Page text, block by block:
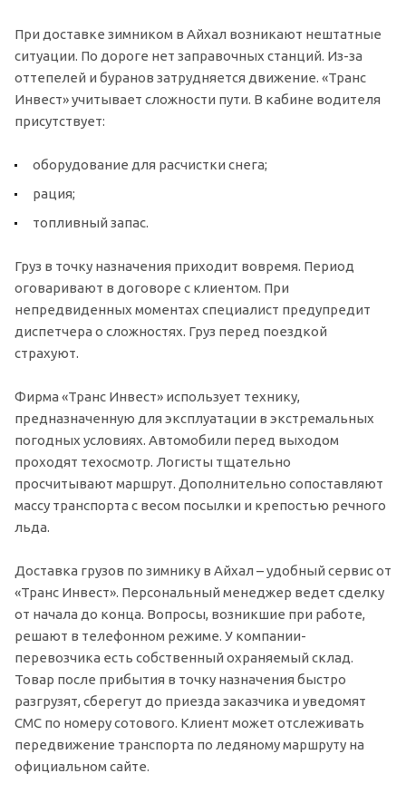
При доставке зимником в Айхал возникают нештатные
ситуации. По дороге нет заправочных станций. Из-за
оттепелей и буранов затрудняется движение. «Транс
Инвест» учитывает сложности пути. В кабине водителя
присутствует:
оборудование для расчистки снега;
рация;
топливный запас.
Груз в точку назначения приходит вовремя. Период
оговаривают в договоре с клиентом. При
непредвиденных моментах специалист предупредит
диспетчера о сложностях. Груз перед поездкой
страхуют.
Фирма «Транс Инвест» использует технику,
предназначенную для эксплуатации в экстремальных
погодных условиях. Автомобили перед выходом
проходят техосмотр. Логисты тщательно
просчитывают маршрут. Дополнительно сопоставляют
массу транспорта с весом посылки и крепостью речного
льда.
Доставка грузов по зимнику в Айхал – удобный сервис от
«Транс Инвест». Персональный менеджер ведет сделку
от начала до конца. Вопросы, возникшие при работе,
решают в телефонном режиме. У компании-
перевозчика есть собственный охраняемый склад.
Товар после прибытия в точку назначения быстро
разгрузят, сберегут до приезда заказчика и уведомят
СМС по номеру сотового. Клиент может отслеживать
передвижение транспорта по ледяному маршруту на
официальном сайте.